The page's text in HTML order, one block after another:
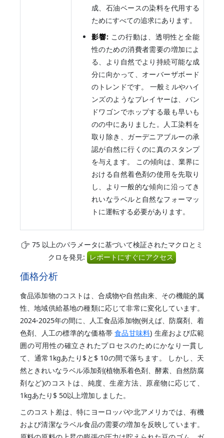
成、石油ベースの染料を代用する
ためにすべての追求にあります。
影響: この行動は、透明性と全能
性のための消費者需要の増加によ
る、より自然でより持続可能な成
分に向かって、オーバーザボード
のトレンドです。 一般ミルやハイ
ンズのようなプレイヤーは、バン
ドワゴンでホップする最も早いも
のの中にありました。人工染料を
取り除き、ガーデニアブルーの承
認が自然に行くのに真のスタンプ
を与えます。 この傾向は、業界に
おける自然着色剤の使用を先取り
し、より一般的な傾向に沿ってき
れいなラベルと自然なフォーマッ
トに運転する必要があります。
75 以上のパラメータに基づいて検証されたマクロとミ
クロを発見: レポートにすぐにアクセス
価格分析
食品添加物のコストは、合成物や自然由来、その機能的属
性、地域供給基地の種類に応じて非常に変化しています。
2024-2025年の間に、人工食品添加物(例えば、防腐剤、着
色剤、人工の標準的な価格帯食品甘味料) 生産および広範
囲の可用性の確立されたプロセスのためにかなり一貫し
て、通常1kgあたり$と$ 10の間で落ちます。 しかし、天
然ときれいなラベル添加剤(植物系着色剤、酵素、自然防腐
剤など)のコストは、純度、生産方法、原産物に応じて、
1kgあたり$ 50以上増加しました。
このコスト差は、特にヨーロッパや北アメリカでは、有機
および清潔なラベル食品の需要の増加を反映しています。